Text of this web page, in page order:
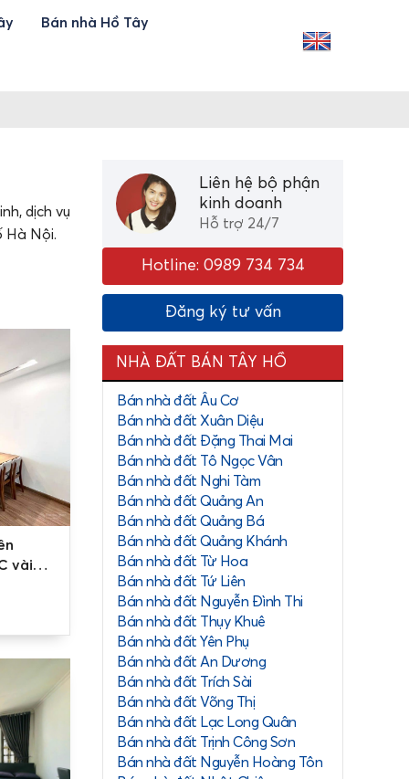
Bán nhà Hồ Tây
dịch vụ
Hà Nội.
phong
vài
Liên hệ bộ phận
kinh doanh
Hỗ trợ 24/7
Hotline: 0989 734 734
Đăng ký tư vấn
NHÀ ĐẤT BÁN TÂY HỒ
Bán nhà đất Âu Cơ
Bán nhà đất Xuân Diệu
Bán nhà đất Đặng Thai Mai
Bán nhà đất Tô Ngọc Vân
Bán nhà đất Nghi Tàm
Bán nhà đất Quảng An
Bán nhà đất Quảng Bá
Bán nhà đất Quảng Khánh
Bán nhà đất Từ Hoa
Bán nhà đất Tứ Liên
Bán nhà đất Nguyễn Đình Thi
Bán nhà đất Thụy Khuê
Bán nhà đất Yên Phụ
Bán nhà đất An Dương
Bán nhà đất Trích Sài
Bán nhà đất Võng Thị
Bán nhà đất Lạc Long Quân
Bán nhà đất Trịnh Công Sơn
Bán nhà đất Nguyễn Hoàng Tôn